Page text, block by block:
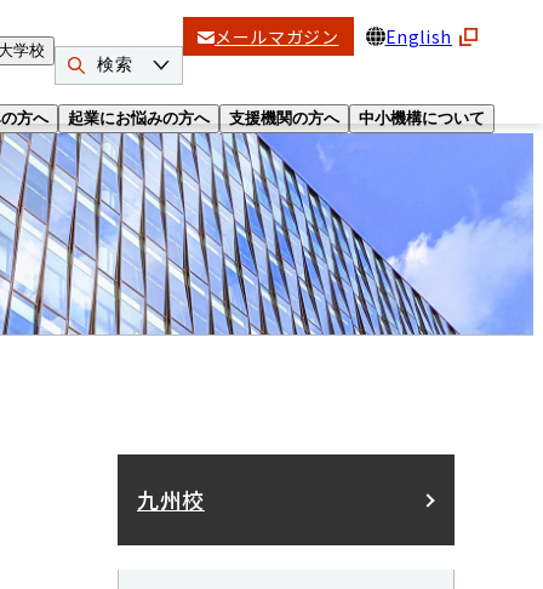
方へ 起業にお悩みの方へ 支援機関の方へ 中小機構について
学校
検索
メールマガジン English
九州校